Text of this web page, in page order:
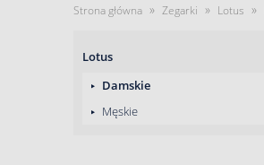
Strona główna » Zegarki » Lotus »
Lotus
Damskie
Męskie